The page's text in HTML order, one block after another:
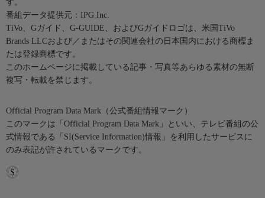
す。
番組データ提供元：IPG Inc.
TiVo、Gガイド、G-GUIDE、およびGガイドロゴは、米国TiVo
Brands LLCおよび／またはその関連会社の日本国内における商標ま
たは登録商標です。
このホームページに掲載している記事・写真等あらゆる素材の無断
複写・転載を禁じます。
Official Program Data Mark（公式番組情報マーク）
このマークは「Official Program Data Mark」といい、テレビ番組の公
式情報である「SI(Service Information)情報」を利用したサービスに
のみ表記が許されているマークです。